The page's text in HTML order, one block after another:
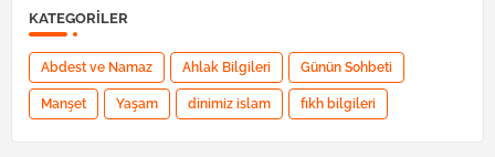
KATEGORILER
Abdest ve Namaz Ahlak Bilgileri Günün Sohbeti
Manşet Yaşam dinimiz islam fıkh bilgileri